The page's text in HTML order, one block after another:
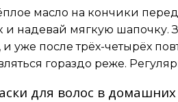
масло на кончики
и надевай мягкую шапочку.
уже после трёх-четырёх
гораздо реже.
для волос в домашних